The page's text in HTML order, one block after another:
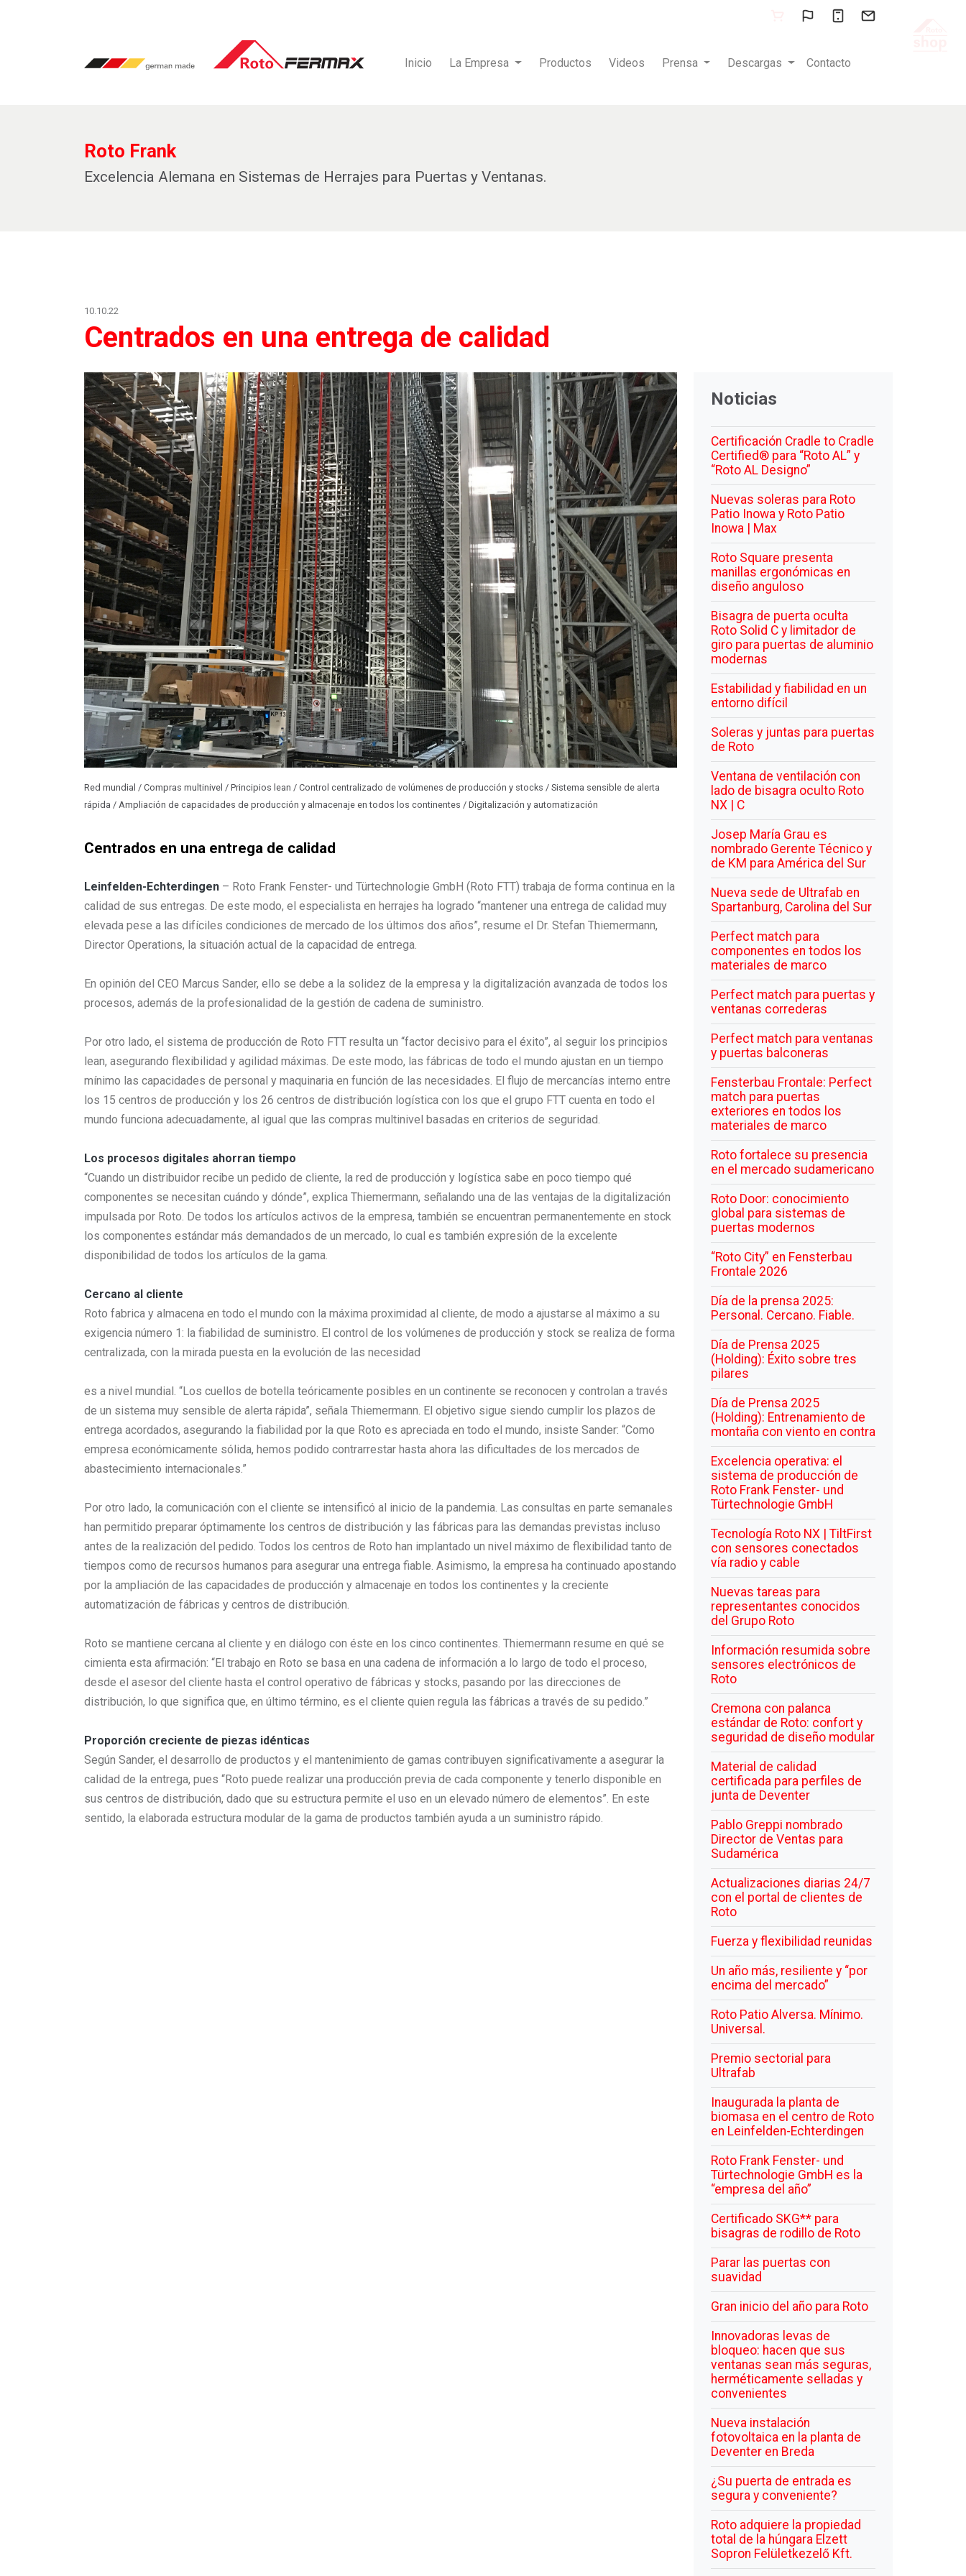
Inicio La Empresa Productos Videos Prensa Descargas Contacto
Roto Frank
Excelencia Alemana en Sistemas de Herrajes para Puertas y Ventanas.
10.10.22
Centrados en una entrega de calidad
Red mundial / Compras multinivel / Principios lean / Control centralizado de volúmenes de producción y stocks / Sistema sensible de alerta
rápida / Ampliación de capacidades de producción y almacenaje en todos los continentes / Digitalización y automatización
Centrados en una entrega de calidad
Leinfelden-Echterdingen – Roto Frank Fenster- und Türtechnologie GmbH (Roto FTT) trabaja de forma continua en la
calidad de sus entregas. De este modo, el especialista en herrajes ha logrado “mantener una entrega de calidad muy
elevada pese a las difíciles condiciones de mercado de los últimos dos años”, resume el Dr. Stefan Thiemermann,
Director Operations, la situación actual de la capacidad de entrega.
En opinión del CEO Marcus Sander, ello se debe a la solidez de la empresa y la digitalización avanzada de todos los
procesos, además de la profesionalidad de la gestión de cadena de suministro.
Por otro lado, el sistema de producción de Roto FTT resulta un “factor decisivo para el éxito”, al seguir los principios
lean, asegurando flexibilidad y agilidad máximas. De este modo, las fábricas de todo el mundo ajustan en un tiempo
mínimo las capacidades de personal y maquinaria en función de las necesidades. El flujo de mercancías interno entre
los 15 centros de producción y los 26 centros de distribución logística con los que el grupo FTT cuenta en todo el
mundo funciona adecuadamente, al igual que las compras multinivel basadas en criterios de seguridad.
Los procesos digitales ahorran tiempo
“Cuando un distribuidor recibe un pedido de cliente, la red de producción y logística sabe en poco tiempo qué
componentes se necesitan cuándo y dónde”, explica Thiemermann, señalando una de las ventajas de la digitalización
impulsada por Roto. De todos los artículos activos de la empresa, también se encuentran permanentemente en stock
los componentes estándar más demandados de un mercado, lo cual es también expresión de la excelente
disponibilidad de todos los artículos de la gama.
Cercano al cliente
Roto fabrica y almacena en todo el mundo con la máxima proximidad al cliente, de modo a ajustarse al máximo a su
exigencia número 1: la fiabilidad de suministro. El control de los volúmenes de producción y stock se realiza de forma
centralizada, con la mirada puesta en la evolución de las necesidad
es a nivel mundial. “Los cuellos de botella teóricamente posibles en un continente se reconocen y controlan a través
de un sistema muy sensible de alerta rápida”, señala Thiemermann. El objetivo sigue siendo cumplir los plazos de
entrega acordados, asegurando la fiabilidad por la que Roto es apreciada en todo el mundo, insiste Sander: “Como
empresa económicamente sólida, hemos podido contrarrestar hasta ahora las dificultades de los mercados de
abastecimiento internacionales.”
Por otro lado, la comunicación con el cliente se intensificó al inicio de la pandemia. Las consultas en parte semanales
han permitido preparar óptimamente los centros de distribución y las fábricas para las demandas previstas incluso
antes de la realización del pedido. Todos los centros de Roto han implantado un nivel máximo de flexibilidad tanto de
tiempos como de recursos humanos para asegurar una entrega fiable. Asimismo, la empresa ha continuado apostando
por la ampliación de las capacidades de producción y almacenaje en todos los continentes y la creciente
automatización de fábricas y centros de distribución.
Roto se mantiene cercana al cliente y en diálogo con éste en los cinco continentes. Thiemermann resume en qué se
cimienta esta afirmación: “El trabajo en Roto se basa en una cadena de información a lo largo de todo el proceso,
desde el asesor del cliente hasta el control operativo de fábricas y stocks, pasando por las direcciones de
distribución, lo que significa que, en último término, es el cliente quien regula las fábricas a través de su pedido.”
Proporción creciente de piezas idénticas
Según Sander, el desarrollo de productos y el mantenimiento de gamas contribuyen significativamente a asegurar la
calidad de la entrega, pues “Roto puede realizar una producción previa de cada componente y tenerlo disponible en
sus centros de distribución, dado que su estructura permite el uso en un elevado número de elementos”. En este
sentido, la elaborada estructura modular de la gama de productos también ayuda a un suministro rápido.
Noticias
Certificación Cradle to Cradle
Certified® para “Roto AL” y
“Roto AL Designo”
Nuevas soleras para Roto
Patio Inowa y Roto Patio
Inowa | Max
Roto Square presenta
manillas ergonómicas en
diseño anguloso
Bisagra de puerta oculta
Roto Solid C y limitador de
giro para puertas de aluminio
modernas
Estabilidad y fiabilidad en un
entorno difícil
Soleras y juntas para puertas
de Roto
Ventana de ventilación con
lado de bisagra oculto Roto
NX | C
Josep María Grau es
nombrado Gerente Técnico y
de KM para América del Sur
Nueva sede de Ultrafab en
Spartanburg, Carolina del Sur
Perfect match para
componentes en todos los
materiales de marco
Perfect match para puertas y
ventanas correderas
Perfect match para ventanas
y puertas balconeras
Fensterbau Frontale: Perfect
match para puertas
exteriores en todos los
materiales de marco
Roto fortalece su presencia
en el mercado sudamericano
Roto Door: conocimiento
global para sistemas de
puertas modernos
“Roto City” en Fensterbau
Frontale 2026
Día de la prensa 2025:
Personal. Cercano. Fiable.
Día de Prensa 2025
(Holding): Éxito sobre tres
pilares
Día de Prensa 2025
(Holding): Entrenamiento de
montaña con viento en contra
Excelencia operativa: el
sistema de producción de
Roto Frank Fenster- und
Türtechnologie GmbH
Tecnología Roto NX | TiltFirst
con sensores conectados
vía radio y cable
Nuevas tareas para
representantes conocidos
del Grupo Roto
Información resumida sobre
sensores electrónicos de
Roto
Cremona con palanca
estándar de Roto: confort y
seguridad de diseño modular
Material de calidad
certificada para perfiles de
junta de Deventer
Pablo Greppi nombrado
Director de Ventas para
Sudamérica
Actualizaciones diarias 24/7
con el portal de clientes de
Roto
Fuerza y flexibilidad reunidas
Un año más, resiliente y “por
encima del mercado”
Roto Patio Alversa. Mínimo.
Universal.
Premio sectorial para
Ultrafab
Inaugurada la planta de
biomasa en el centro de Roto
en Leinfelden-Echterdingen
Roto Frank Fenster- und
Türtechnologie GmbH es la
“empresa del año”
Certificado SKG** para
bisagras de rodillo de Roto
Parar las puertas con
suavidad
Gran inicio del año para Roto
Innovadoras levas de
bloqueo: hacen que sus
ventanas sean más seguras,
herméticamente selladas y
convenientes
Nueva instalación
fotovoltaica en la planta de
Deventer en Breda
¿Su puerta de entrada es
segura y conveniente?
Roto adquiere la propiedad
total de la húngara Elzett
Sopron Felületkezelő Kft.